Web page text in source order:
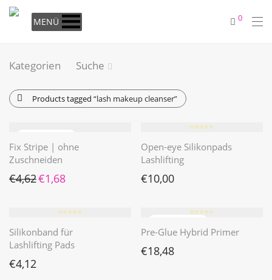
MENÜ 0
Kategorien Suche
Products tagged “lash makeup cleanser”
Fix Stripe | ohne
Zuschneiden
€4,62 Ursprünglicher Preis war: €4,62
€1,68 Aktueller Preis ist: €1,68.
⭐️⭐️⭐️⭐️⭐️
Open-eye Silikonpads
Lashlifting
€10,00
⭐️⭐️⭐️⭐️⭐️
Silikonband für
Lashlifting Pads
€4,12
⭐️⭐️⭐️⭐️⭐️
Pre-Glue Hybrid Primer
€18,48